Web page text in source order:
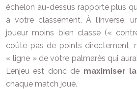
échelon au-dessus rapporte plus
à votre classement. À l’inverse,
joueur moins bien classé («
coûte pas de points directement,
« ligne » de votre palmarès qui
L’enjeu est donc de maximiser
chaque match joué.